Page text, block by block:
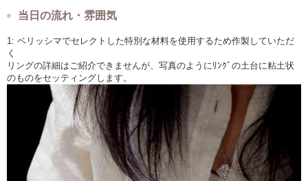
当日の流れ・雰囲気
1: ベリッシマでセレクトした特別な材料を使用するため作製していただ
く
リングの詳細はご紹介できませんが、写真のようにﾘﾝｸﾞの土台に粘土状
のものをセッティングします。